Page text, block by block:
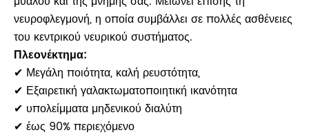
νευροφλεγμονή, η οποία συμβάλλει σε πολλές ασθένειες
του κεντρικού νευρικού συστήματος.
Πλεονέκτημα:
✔ Μεγάλη ποιότητα, καλή ρευστότητα,
✔ Εξαιρετική γαλακτωματοποιητική ικανότητα
✔ υπολείμματα μηδενικού διαλύτη
✔ έως 90% περιεχόμενο